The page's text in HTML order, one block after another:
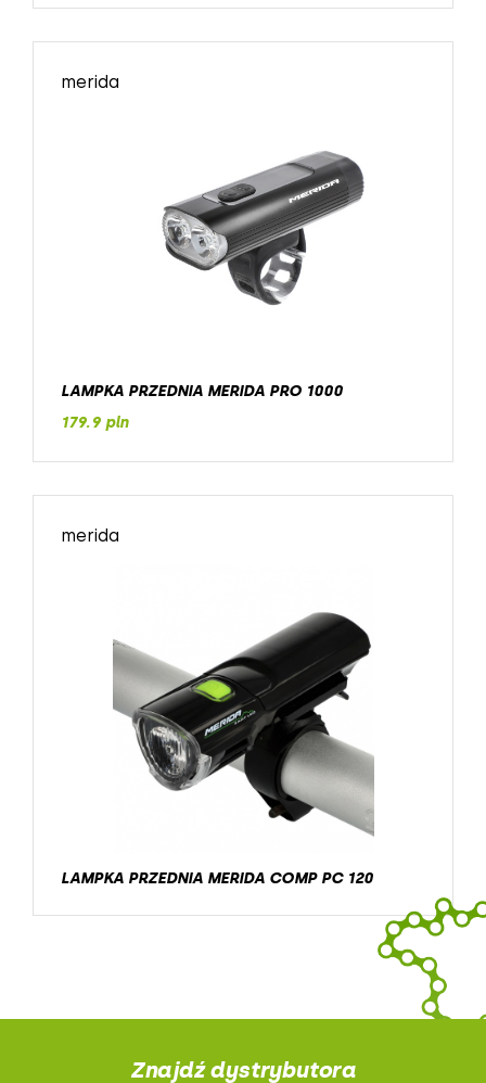
merida
LAMPKA PRZEDNIA MERIDA PRO 1000
179.9 pln
merida
LAMPKA PRZEDNIA MERIDA COMP PC 120
Znajdź dystrybutora